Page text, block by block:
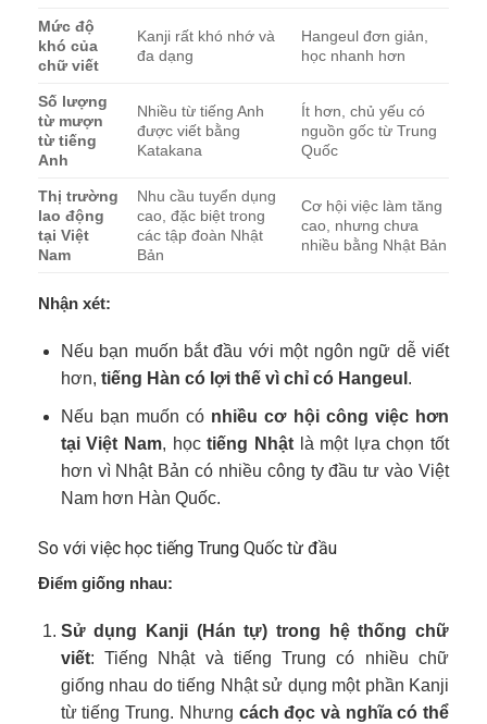
Mức độ
khó của
chữ viết
Kanji rất khó nhớ và
đa dạng
Hangeul đơn giản,
học nhanh hơn
Số lượng
từ mượn
từ tiếng
Anh
Nhiều từ tiếng Anh
được viết bằng
Katakana
Ít hơn, chủ yếu có
nguồn gốc từ Trung
Quốc
Thị trường
lao động
tại Việt
Nam
Nhu cầu tuyển dụng
cao, đặc biệt trong
các tập đoàn Nhật
Bản
Cơ hội việc làm tăng
cao, nhưng chưa
nhiều bằng Nhật Bản
Nhận xét:
Nếu bạn muốn bắt đầu với một ngôn ngữ dễ viết
hơn, tiếng Hàn có lợi thế vì chỉ có Hangeul .
Nếu bạn muốn có nhiều cơ hội công việc hơn
tại Việt Nam, họctiếng Nhậtlà một lựa chọn tốt
hơn vì Nhật Bản có nhiều công ty đầu tư vào Việt
Nam hơn Hàn Quốc.
So với việc học tiếng Trung Quốc từ đầu
Điểm giống nhau:
Sử dụng Kanji (Hán tự) trong hệ thống chữ
viết: Tiếng Nhật và tiếng Trung có nhiều chữ
giống nhau do tiếng Nhật sử dụng một phần Kanji
từ tiếng Trung. Nhưng cách đọc và nghĩa có thể